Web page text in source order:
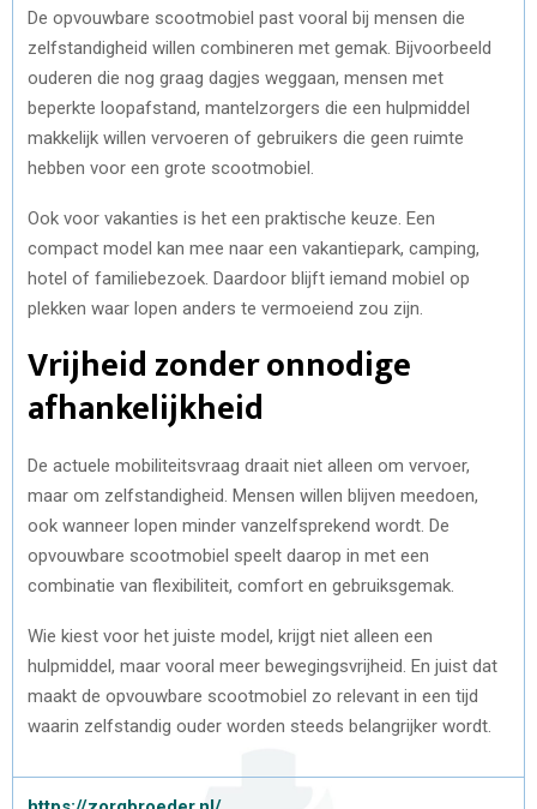
De opvouwbare scootmobiel past vooral bij mensen die
zelfstandigheid willen combineren met gemak. Bijvoorbeeld
ouderen die nog graag dagjes weggaan, mensen met
beperkte loopafstand, mantelzorgers die een hulpmiddel
makkelijk willen vervoeren of gebruikers die geen ruimte
hebben voor een grote scootmobiel.
Ook voor vakanties is het een praktische keuze. Een
compact model kan mee naar een vakantiepark, camping,
hotel of familiebezoek. Daardoor blijft iemand mobiel op
plekken waar lopen anders te vermoeiend zou zijn.
Vrijheid zonder onnodige
afhankelijkheid
De actuele mobiliteitsvraag draait niet alleen om vervoer,
maar om zelfstandigheid. Mensen willen blijven meedoen,
ook wanneer lopen minder vanzelfsprekend wordt. De
opvouwbare scootmobiel speelt daarop in met een
combinatie van flexibiliteit, comfort en gebruiksgemak.
Wie kiest voor het juiste model, krijgt niet alleen een
hulpmiddel, maar vooral meer bewegingsvrijheid. En juist dat
maakt de opvouwbare scootmobiel zo relevant in een tijd
waarin zelfstandig ouder worden steeds belangrijker wordt.